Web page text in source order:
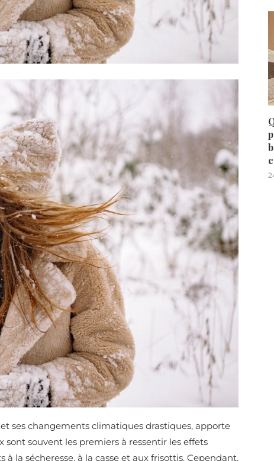
et ses changements climatiques drastiques, apporte
sont souvent les premiers à ressentir les effets
la sécheresse, à la casse et aux frisottis. Cependant,